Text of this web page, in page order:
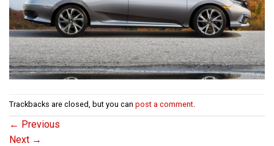
Trackbacks are closed, but you can post a comment.
← Previous
Next →